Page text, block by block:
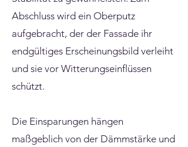
Abschluss wird ein Oberputz
aufgebracht, der der Fassade ihr
endgültiges Erscheinungsbild verleiht
und sie vor Witterungseinflüssen
schützt.
Die Einsparungen hängen
maßgeblich von der Dämmstärke und